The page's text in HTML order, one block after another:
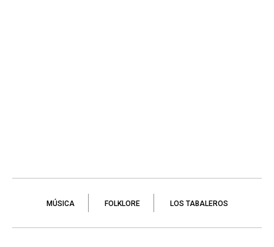
MÚSICA FOLKLORE LOS TABALEROS